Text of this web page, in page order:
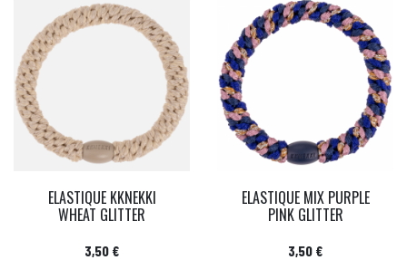
ELASTIQUE KKNEKKI
WHEAT GLITTER
Prix
3,50 €
ELASTIQUE MIX PURPLE
PINK GLITTER
Prix
3,50 €